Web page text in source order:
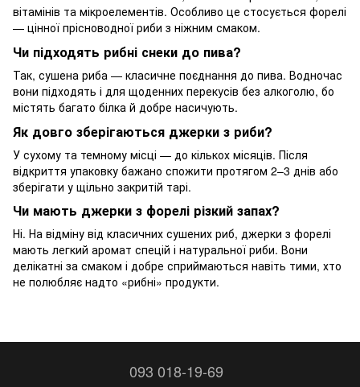
вітамінів та мікроелементів. Особливо це стосується форелі
— цінної прісноводної риби з ніжним смаком.
Чи підходять рибні снеки до пива?
Так, сушена риба — класичне поєднання до пива. Водночас
вони підходять і для щоденних перекусів без алкоголю, бо
містять багато білка й добре насичують.
Як довго зберігаються джерки з риби?
У сухому та темному місці — до кількох місяців. Після
відкриття упаковку бажано спожити протягом 2–3 днів або
зберігати у щільно закритій тарі.
Чи мають джерки з форелі різкий запах?
Ні. На відміну від класичних сушених риб, джерки з форелі
мають легкий аромат спецій і натуральної риби. Вони
делікатні за смаком і добре сприймаються навіть тими, хто
не полюбляє надто «рибні» продукти.
093 018-19-69